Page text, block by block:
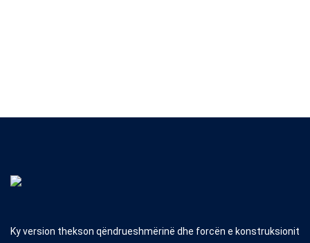
Ky version thekson qëndrueshmërinë dhe forcën e konstruksionit